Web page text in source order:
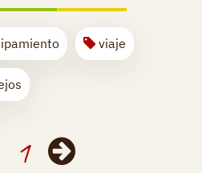
viaje
1